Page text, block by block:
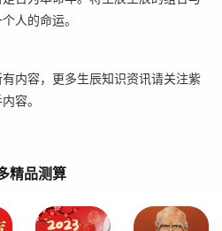
人的命运。
内容，更多生辰知识资讯请关注紫
容。
精品测算